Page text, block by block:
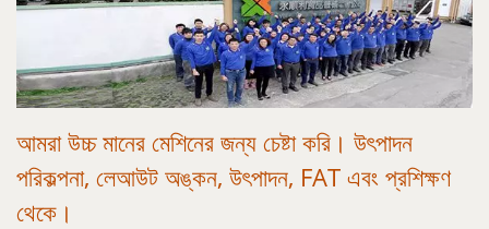
আমরা উচ্চ মানের মেশিনের জন্য চেষ্টা করি। উৎপাদন
পরিকল্পনা, লেআউট অঙ্কন, উৎপাদন, FAT এবং প্রশিক্ষণ
থেকে।